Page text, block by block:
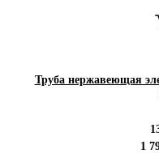
Труба нержавеющая
1